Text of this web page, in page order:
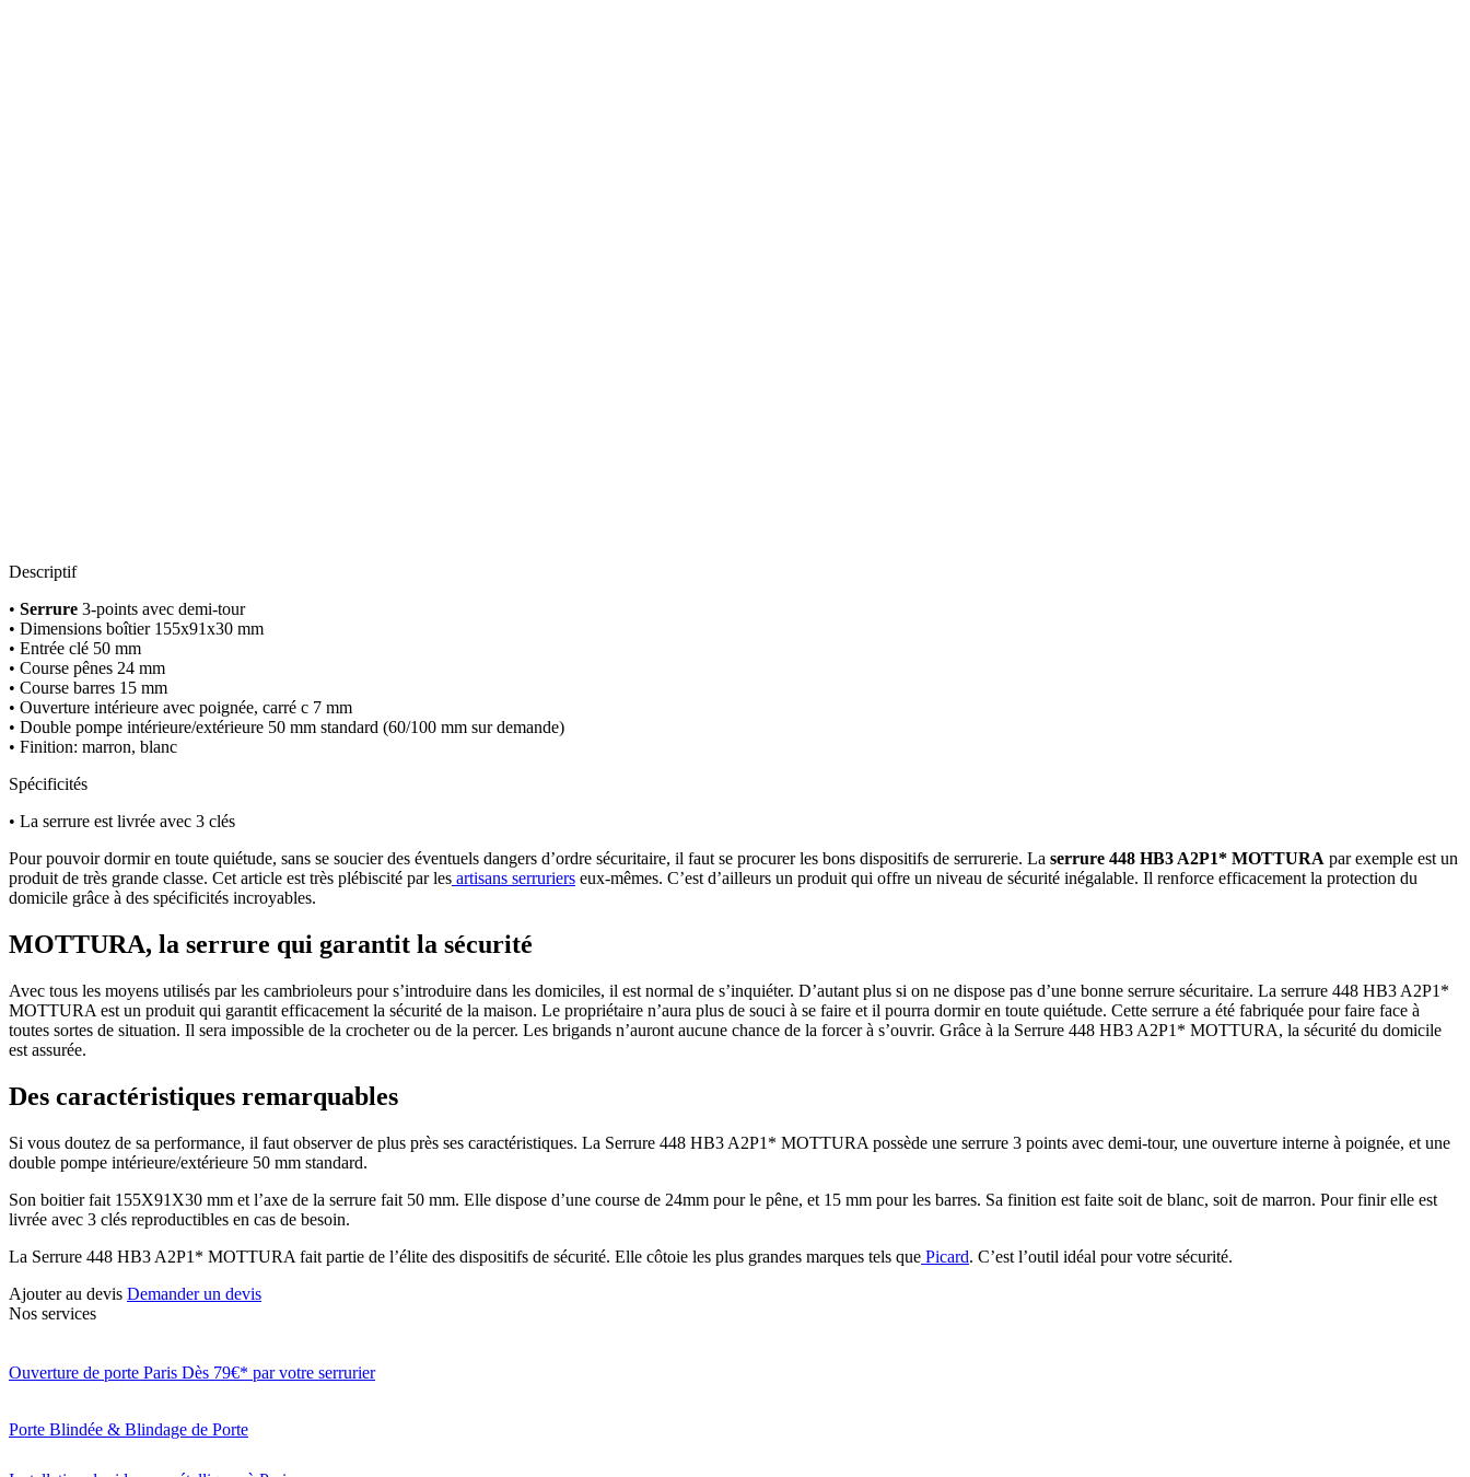
Descriptif
• Serrure 3-points avec demi-tour
• Dimensions boîtier 155x91x30 mm
• Entrée clé 50 mm
• Course pênes 24 mm
• Course barres 15 mm
• Ouverture intérieure avec poignée, carré c 7 mm
• Double pompe intérieure/extérieure 50 mm standard (60/100 mm sur demande)
• Finition: marron, blanc
Spécificités
• La serrure est livrée avec 3 clés
Pour pouvoir dormir en toute quiétude, sans se soucier des éventuels dangers d’ordre sécuritaire, il faut se procurer les bons dispositifs de serrurerie. La serrure 448 HB3 A2P1* MOTTURA par exemple est un
produit de très grande classe. Cet article est très plébiscité par les artisans serruriers eux-mêmes. C’est d’ailleurs un produit qui offre un niveau de sécurité inégalable. Il renforce efficacement la protection du
domicile grâce à des spécificités incroyables.
MOTTURA, la serrure qui garantit la sécurité
Avec tous les moyens utilisés par les cambrioleurs pour s’introduire dans les domiciles, il est normal de s’inquiéter. D’autant plus si on ne dispose pas d’une bonne serrure sécuritaire. La serrure 448 HB3 A2P1*
MOTTURA est un produit qui garantit efficacement la sécurité de la maison. Le propriétaire n’aura plus de souci à se faire et il pourra dormir en toute quiétude. Cette serrure a été fabriquée pour faire face à
toutes sortes de situation. Il sera impossible de la crocheter ou de la percer. Les brigands n’auront aucune chance de la forcer à s’ouvrir. Grâce à la Serrure 448 HB3 A2P1* MOTTURA, la sécurité du domicile
est assurée.
Des caractéristiques remarquables
Si vous doutez de sa performance, il faut observer de plus près ses caractéristiques. La Serrure 448 HB3 A2P1* MOTTURA possède une serrure 3 points avec demi-tour, une ouverture interne à poignée, et une
double pompe intérieure/extérieure 50 mm standard.
Son boitier fait 155X91X30 mm et l’axe de la serrure fait 50 mm. Elle dispose d’une course de 24mm pour le pêne, et 15 mm pour les barres. Sa finition est faite soit de blanc, soit de marron. Pour finir elle est
livrée avec 3 clés reproductibles en cas de besoin.
La Serrure 448 HB3 A2P1* MOTTURA fait partie de l’élite des dispositifs de sécurité. Elle côtoie les plus grandes marques tels que Picard. C’est l’outil idéal pour votre sécurité.
Ajouter au devis Demander un devis
Nos services
Ouverture de porte Paris Dès 79€* par votre serrurier
Porte Blindée & Blindage de Porte